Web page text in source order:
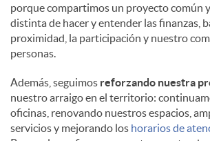
porque compartimos un proyecto común
distinta de hacer y entender las finanzas,
proximidad, la participación y nuestro
personas.
Además, seguimos reforzando nuestra
nuestro arraigo en el territorio:
oficinas, renovando nuestros espacios,
servicios y mejorando los horarios de